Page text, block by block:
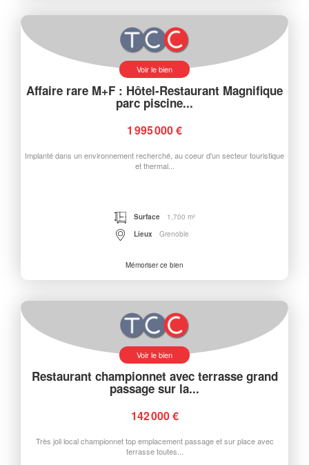
Voir le bien
Affaire rare M+F : Hôtel-Restaurant Magnifique
parc piscine...
1 995 000 €
Implanté dans un environnement recherché, au coeur d'un secteur touristique
et thermal...
Surface
1,700 m²
Lieux
Grenoble
Mémoriser ce bien
Voir le bien
Restaurant championnet avec terrasse grand
passage sur la...
142 000 €
Très joli local championnet top emplacement passage et sur place avec
terrasse toutes...